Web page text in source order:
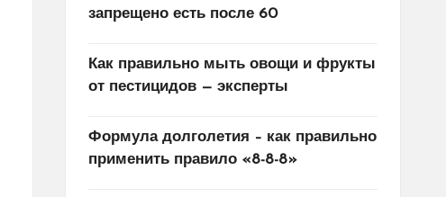
запрещено есть после 60
Как правильно мыть овощи и фрукты
от пестицидов — эксперты
Формула долголетия – как правильно
применить правило «8-8-8»